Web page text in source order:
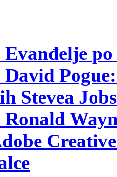
Evanđelje
David
Stevea
Ronald